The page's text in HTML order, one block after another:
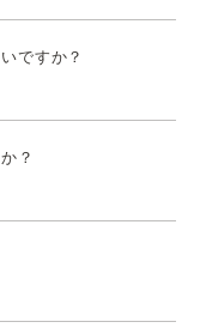
ですか？
？